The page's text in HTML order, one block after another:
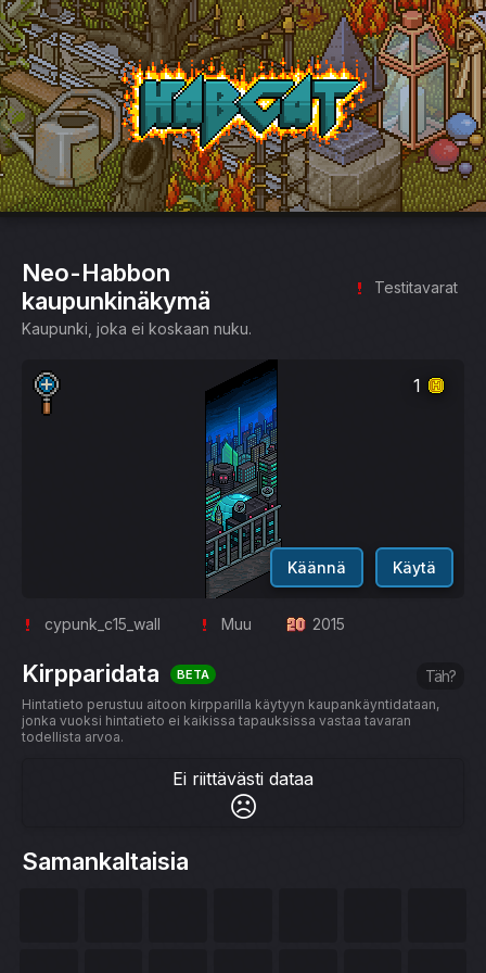
HabCat
Neo-Habbon
kaupunkinäkymä
Testitavarat
Kaupunki, joka ei koskaan nuku.
1
Käännä Käytä
cypunk_c15_wall Muu 2015
Kirpparidata BETA Täh?
Hintatieto perustuu aitoon kirpparilla käytyyn kaupankäyntidataan,
jonka vuoksi hintatieto ei kaikissa tapauksissa vastaa tavaran
todellista arvoa.
Ei riittävästi dataa
☹️
Samankaltaisia